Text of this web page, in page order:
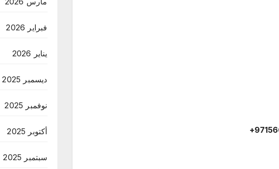
فبراير 2026
يناير 2026
ديسمبر 2025
نوفمبر 2025
أكتوبر 2025
سبتمبر 2025